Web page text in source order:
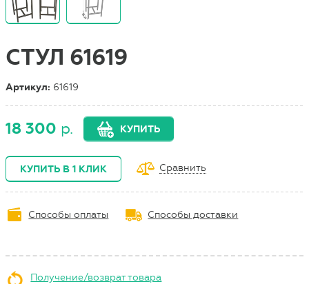
СТУЛ 61619
Артикул: 61619
18 300 р. КУПИТЬ
КУПИТЬ В 1 КЛИК Сравнить
Способы оплаты Способы доставки
Получение/возврат товара